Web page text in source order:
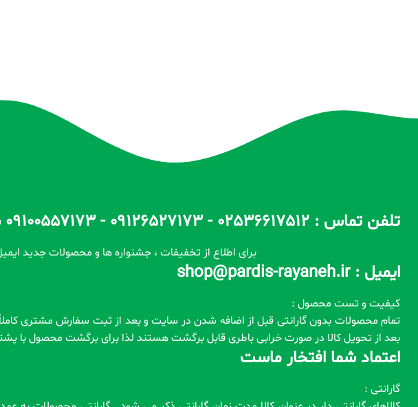
تلفن تماس : 02536617512 - 09126527173 - 09100557173 ساعات پاسخگویی : 10 الی 14 / 17 الی 22
برای اطلاع از تخفیفات ، جشنواره ها و محصولات جدید
ایمیل : shop@pardis-rayaneh.ir
کیفیت و تست محصول :
بعد از تحویل کالا در صورت خرابی باطری قابل برگشت هستند لذا برای برگشت محصول با
اعتماد شما افتخار ماست
گارانتی :